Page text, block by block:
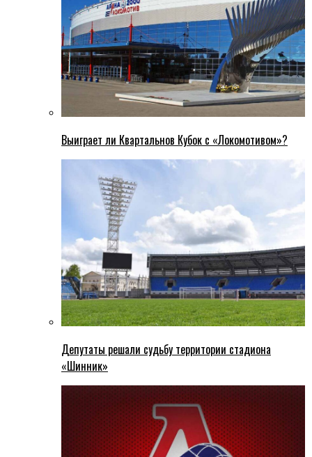
Выиграет ли Квартальнов Кубок с «Локомотивом»?
Депутаты решали судьбу территории стадиона
«Шинник»